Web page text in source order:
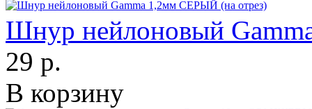
Шнур нейлоновый
29 р.
В корзину